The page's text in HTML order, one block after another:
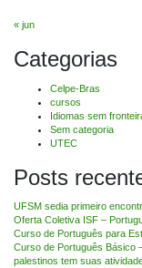
« jun
Categorias
Celpe-Bras
cursos
Idiomas sem
Sem categoria
UTEC
Posts
UFSM sedia primeiro
Oferta Coletiva ISF –
Curso de Português para
Curso de Português Básico
palestinos tem suas